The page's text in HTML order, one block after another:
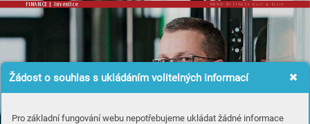
Žádost o souhlas s ukládáním volitelných informací
Pro základní fungování webu nepotřebujeme ukládat žádné informace
FINANCE | Investice BRNO BUSINESS Golf & Style